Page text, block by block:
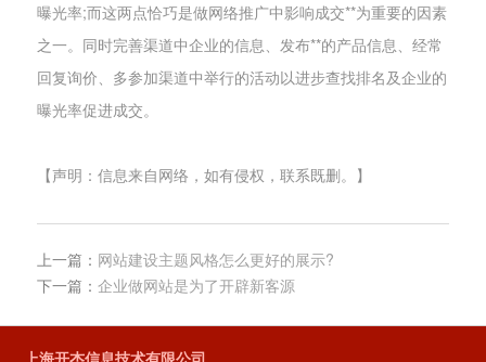
曝光率;而这两点恰巧是做网络推广中影响成交**为重要的因素
之一。同时完善渠道中企业的信息、发布**的产品信息、经常
回复询价、多参加渠道中举行的活动以进步查找排名及企业的
曝光率促进成交。
【声明：信息来自网络，如有侵权，联系既删。】
上一篇： 网站建设主题风格怎么更好的展示?
下一篇： 企业做网站是为了开辟新客源
上海开杰信息技术有限公司